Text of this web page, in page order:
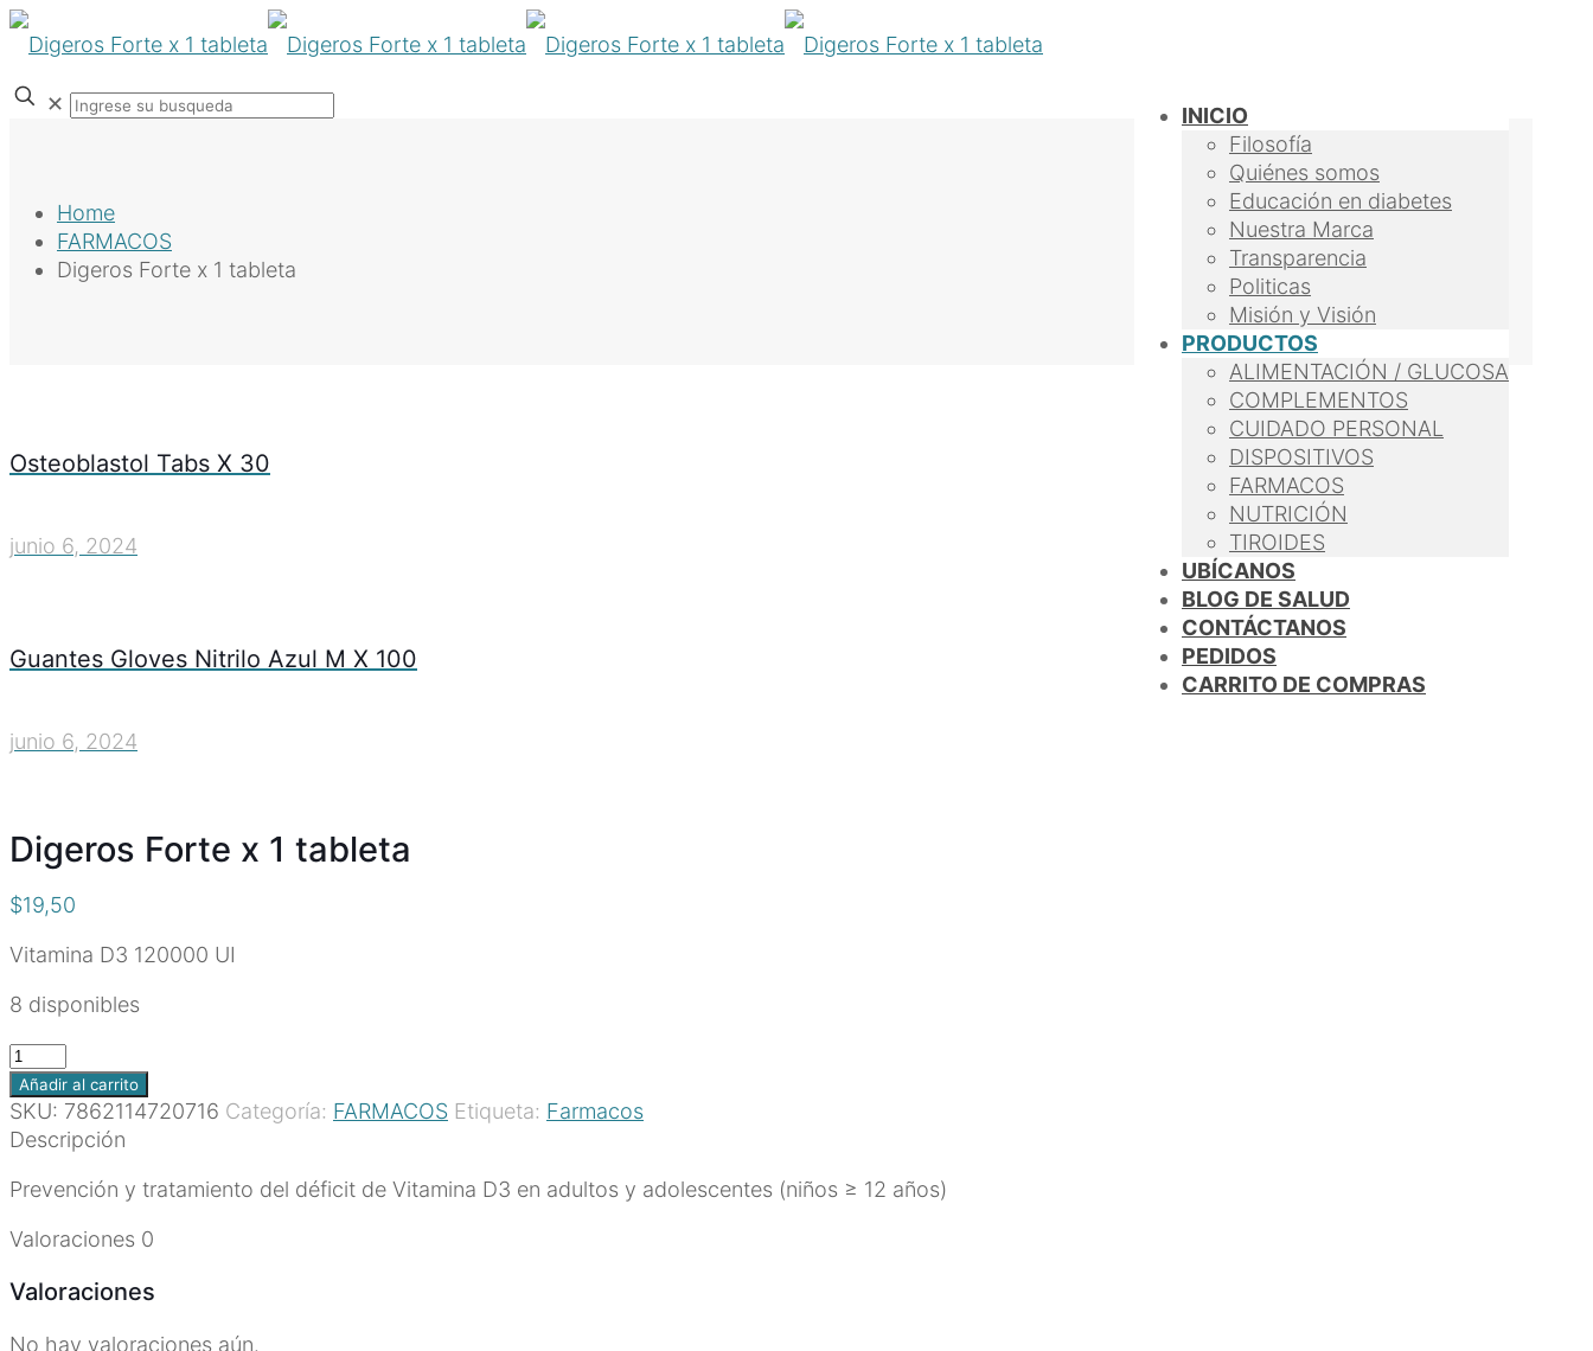
INICIO
Filosofía
Quiénes somos
Educación en diabetes
Nuestra Marca
Transparencia
Politicas
Misión y Visión
PRODUCTOS
ALIMENTACIÓN / GLUCOSA
COMPLEMENTOS
CUIDADO PERSONAL
DISPOSITIVOS
FARMACOS
NUTRICIÓN
TIROIDES
UBÍCANOS
BLOG DE SALUD
CONTÁCTANOS
PEDIDOS
CARRITO DE COMPRAS
✕
Home
FARMACOS
Digeros Forte x 1 tableta
Osteoblastol Tabs X 30
junio 6, 2024
Guantes Gloves Nitrilo Azul M X 100
junio 6, 2024
Digeros Forte x 1 tableta
$19,50
Vitamina D3 120000 UI
8 disponibles
Digeros
Forte
x
1
cantidad
Añadir al carrito
SKU: 7862114720716 Categoría: FARMACOS Etiqueta: Farmacos
Descripción
Prevención y tratamiento del déficit de Vitamina D3 en adultos y adolescentes (niños ≥ 12 años)
Valoraciones 0
Valoraciones
No hay valoraciones aún.